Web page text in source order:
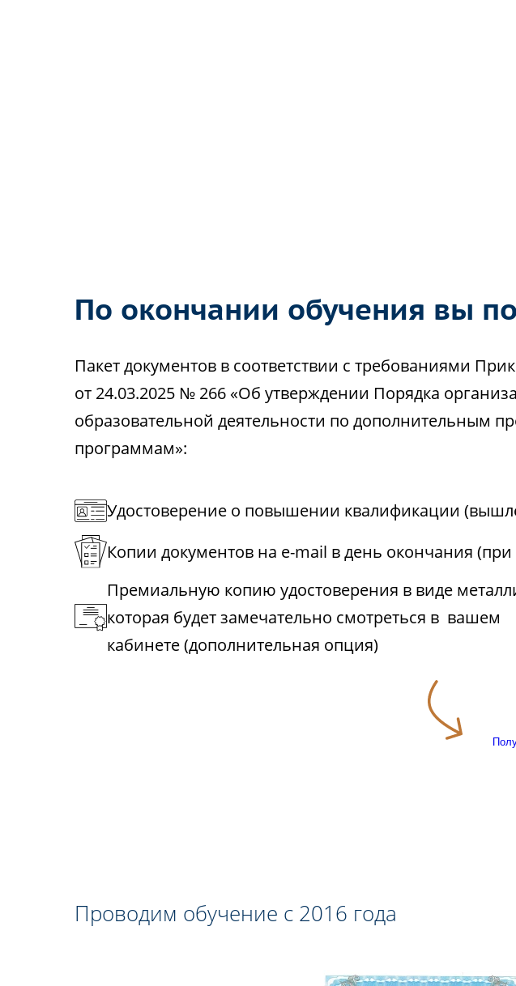
По окончании обучения вы
Пакет документов в соответствии с требованиями
от 24.03.2025 № 266 «Об утверждении Порядка
образовательной деятельности по дополнительным
программам»:
Удостоверение о повышении квалификации
Копии документов на e-mail в день окончания
Премиальную копию удостоверения в виде
которая будет замечательно смотреться в вашем
кабинете (дополнительная опция)
Проводим обучение с 2016 года